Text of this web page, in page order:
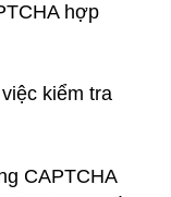
hợp
kiểm tra
CAPTCHA